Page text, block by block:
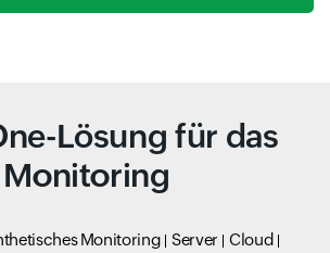
Lösung für das
Monitoring
Monitoring Server
Cloud